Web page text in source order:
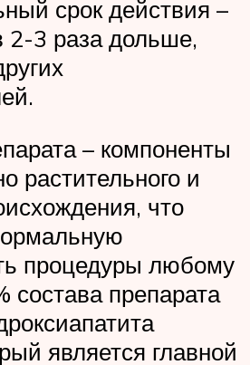
срок действия –
2-3 раза дольше,
– компоненты
растительного и
что
процедуры любому
состава препарата
является главной